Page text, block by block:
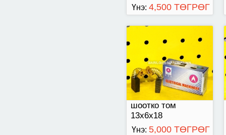
Үнэ: 4,500 ТӨГРӨГ
шоотко том
13х6х18
Үнэ: 5,000 ТӨГРӨГ
шоотко